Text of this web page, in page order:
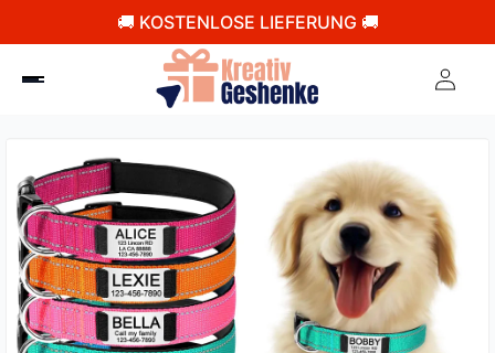
🚚 KOSTENLOSE LIEFERUNG 🚚